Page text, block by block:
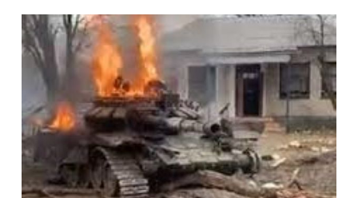
Warning : Use of undefined constant php - assumed
'php' (this will throw an Error in a future version of PHP)
/var/www/acami.es/wp-
content/themes/fundcami/page-publicaciones.php
on line99